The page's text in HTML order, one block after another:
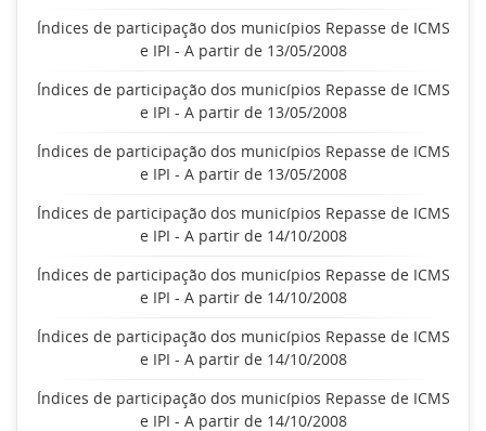
Índices de participação dos municípios Repasse de ICMS
e IPI - A partir de 13/05/2008
Índices de participação dos municípios Repasse de ICMS
e IPI - A partir de 13/05/2008
Índices de participação dos municípios Repasse de ICMS
e IPI - A partir de 13/05/2008
Índices de participação dos municípios Repasse de ICMS
e IPI - A partir de 14/10/2008
Índices de participação dos municípios Repasse de ICMS
e IPI - A partir de 14/10/2008
Índices de participação dos municípios Repasse de ICMS
e IPI - A partir de 14/10/2008
Índices de participação dos municípios Repasse de ICMS
e IPI - A partir de 14/10/2008